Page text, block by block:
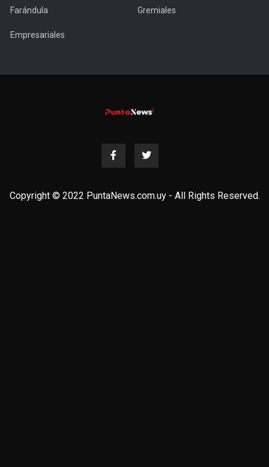
Farándula Gremiales
Empresariales
Copyright © 2022 PuntaNews.com.uy - All Rights Reserved.